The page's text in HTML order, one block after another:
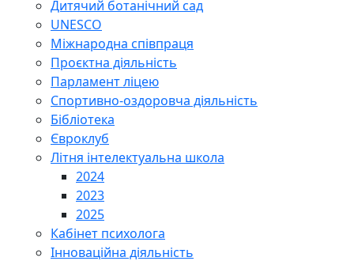
Дитячий ботанічний сад
UNESCO
Міжнародна співпраця
Проєктна діяльність
Парламент ліцею
Спортивно-оздоровча діяльність
Бібліотека
Євроклуб
Літня інтелектуальна школа
2024
2023
2025
Кабінет психолога
Інноваційна діяльність